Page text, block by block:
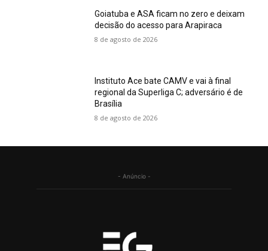
Goiatuba e ASA ficam no zero e deixam
decisão do acesso para Arapiraca
8 de agosto de 2026
Instituto Ace bate CAMV e vai à final
regional da Superliga C; adversário é de
Brasília
8 de agosto de 2026
- Anúncio -